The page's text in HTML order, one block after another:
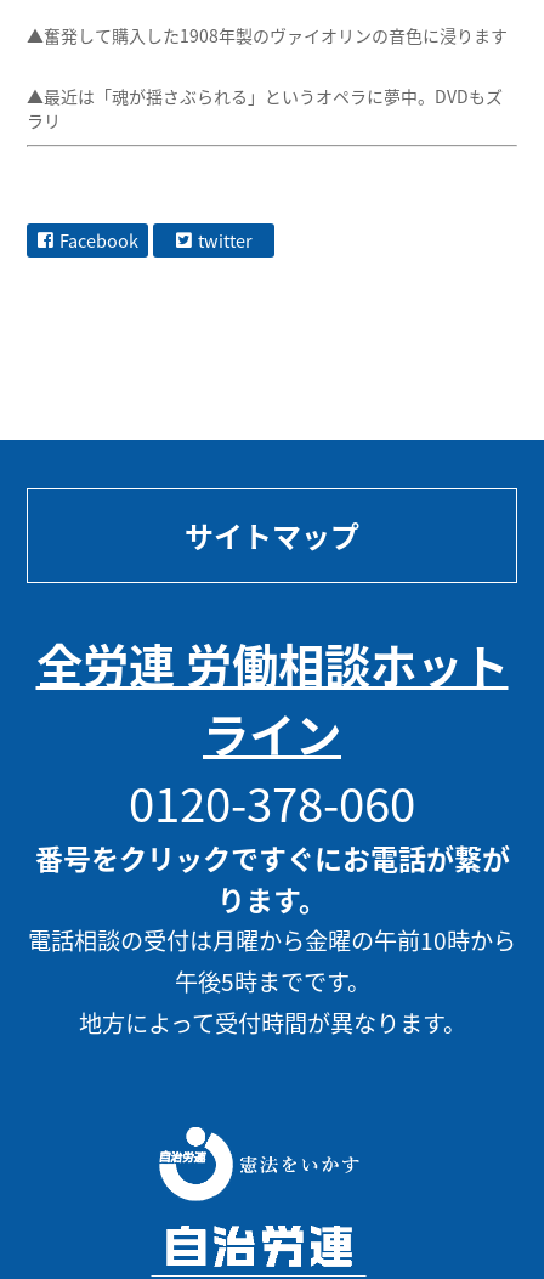
▲奮発して購入した1908年製のヴァイオリンの音色に浸ります
▲最近は「魂が揺さぶられる」というオペラに夢中。DVDもズ
ラリ
Facebook twitter
サイトマップ
全労連 労働相談ホット
ライン
0120-378-060
番号をクリックですぐにお電話が繋が
ります。
電話相談の受付は月曜から金曜の午前10時から
午後5時までです。
地方によって受付時間が異なります。